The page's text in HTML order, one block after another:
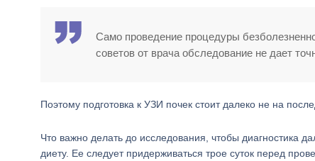
Само проведение процедуры
советов от врача обследование не дает
Поэтому подготовка к УЗИ почек стоит далеко не на
Что важно делать до исследования, чтобы диагностика
диету. Ее следует придерживаться трое суток перед